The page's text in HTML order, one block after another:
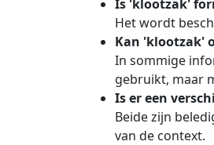
Is 'klootzak'
Het wordt
Kan 'klootzak'
In sommige
gebruikt, maar
Is er een
Beide zijn
van de context.